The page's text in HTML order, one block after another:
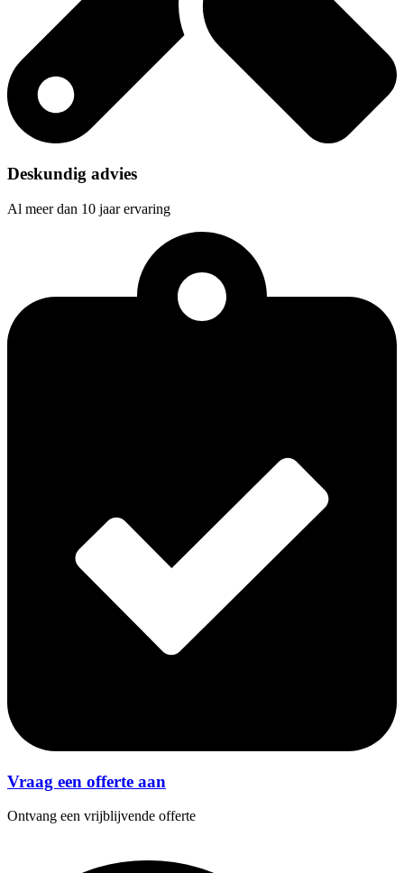
Deskundig advies
Al meer dan 10 jaar ervaring
Vraag een offerte aan
Ontvang een vrijblijvende offerte